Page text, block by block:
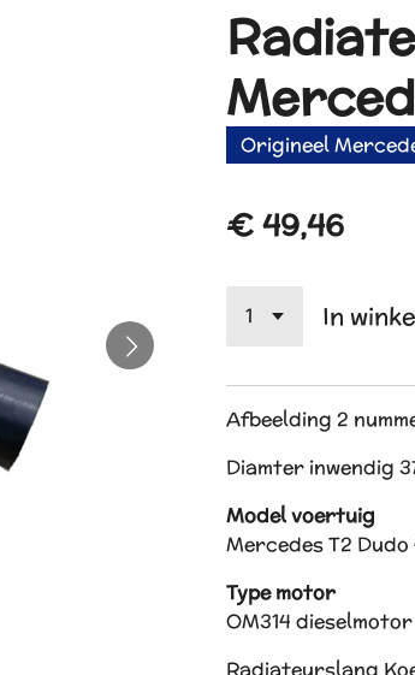
Origineel
€ 49,46
In
Afbeelding 2
Diamter inwendig
Model voertuig
Mercedes T2
Type motor
OM314 dieselmotor
Radiateurslang